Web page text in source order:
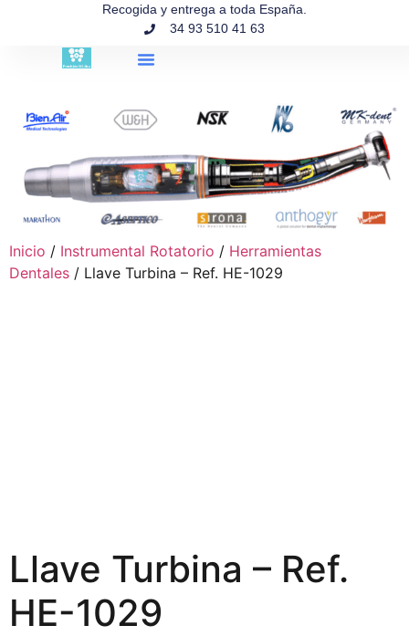
Recogida y entrega a toda España.
34 93 510 41 63
Inicio / Instrumental Rotatorio / Herramientas
Dentales / Llave Turbina – Ref. HE-1029
Llave Turbina – Ref.
HE-1029